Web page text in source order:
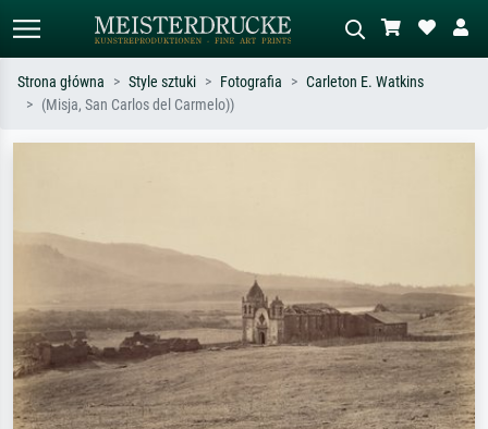
Strona główna Style sztuki Fotografia
Carleton E. Watkins
(Misja, San Carlos del Carmelo))